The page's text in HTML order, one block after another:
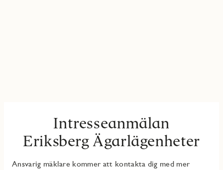
Intresseanmälan
Eriksberg Ägarlägenheter
Ansvarig mäklare kommer att kontakta dig med mer